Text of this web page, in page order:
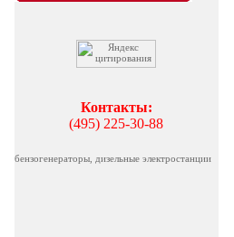
Контакты:
(495) 225-30-88
бензогенераторы, дизельные электростанции